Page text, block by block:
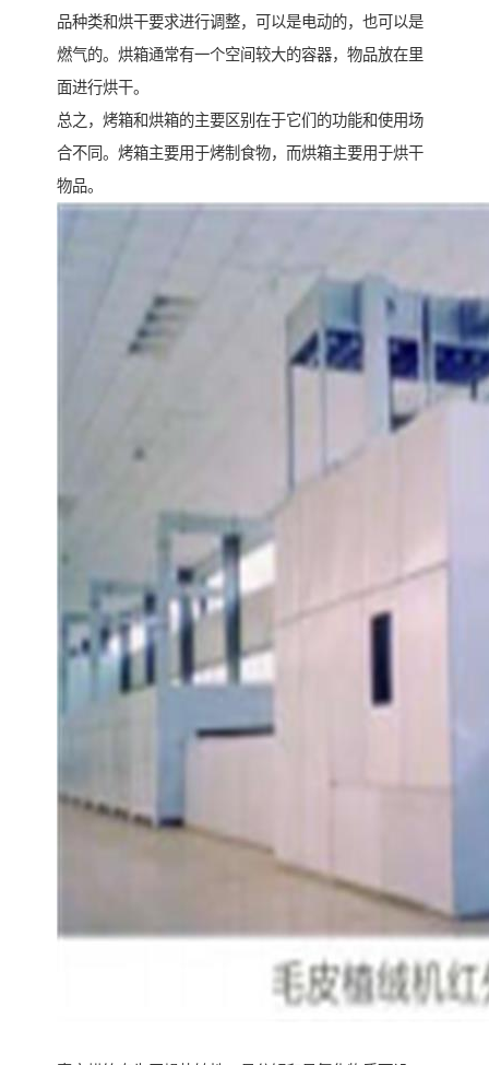
品种类和烘干要求进行调整，可以是电动的，也可以是
燃气的。烘箱通常有一个空间较大的容器，物品放在里
面进行烘干。
总之，烤箱和烘箱的主要区别在于它们的功能和使用场
合不同。烤箱主要用于烤制食物，而烘箱主要用于烘干
物品。